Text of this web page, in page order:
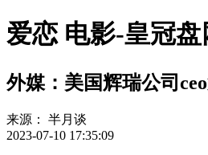
爱恋 电影-皇冠
外媒：美国辉瑞公司
来源：
半月谈
2023-07-10 17:35:09